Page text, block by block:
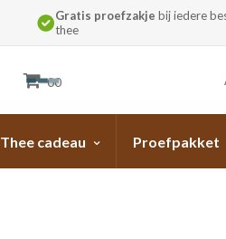
Gratis proefzakje bij iedere
thee
00
Thee cadeau Proefpakket